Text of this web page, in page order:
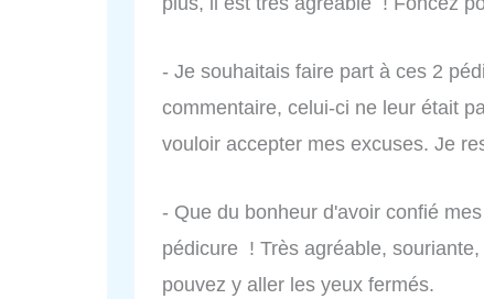
- Je souhaitais faire part à ces 2
commentaire, celui-ci ne leur était
vouloir accepter mes excuses. Je
- Que du bonheur d'avoir confié
pédicure ! Très agréable,
pouvez y aller les yeux fermés.